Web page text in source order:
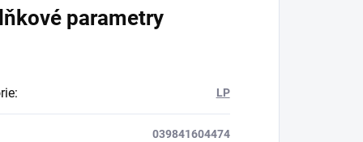
parametry
: LP
039841604474